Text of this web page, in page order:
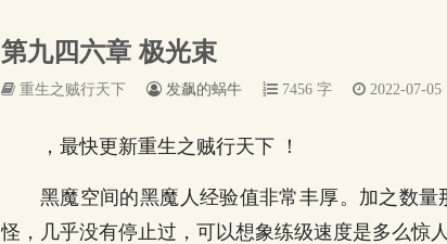
第九四六章 极光束
重生之贼行天下 发飙的蜗牛 7456 字 2022-07-05
，最快更新重生之贼行天下 ！
黑魔空间的黑魔人经验值非常丰厚。加之数
怪，几乎没有停止过，可以想象练级速度是多么惊人